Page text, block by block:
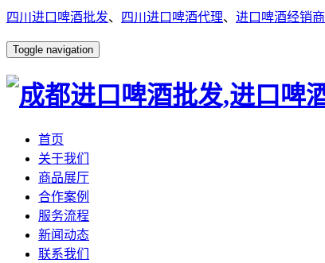
四川进口啤酒批发、 四川进口啤酒代理、 进口啤酒经销商
Toggle navigation
首页
关于我们
商品展厅
合作案例
服务流程
新闻动态
联系我们